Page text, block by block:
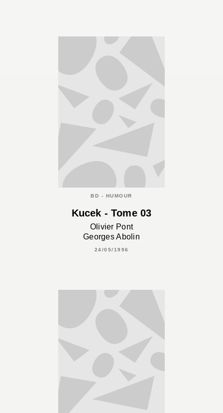
BD - HUMOUR
Kucek - Tome 03
Olivier Pont
Georges Abolin
24/05/1996